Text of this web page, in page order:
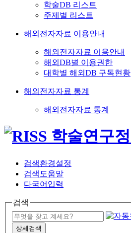
학술DB 리스트
주제별 리스트
해외전자자료 이용안내
해외전자자료 이용안내
해외DB별 이용권한
대학별 해외DB 구독현황
해외전자자료 통계
해외전자자료 통계
검색환경설정
검색도움말
다국어입력
검색
상세검색